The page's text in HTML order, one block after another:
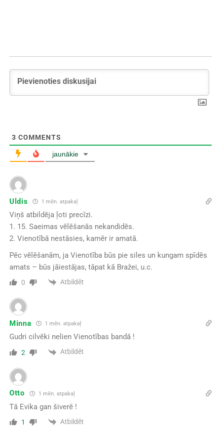
3 COMMENTS
jaunākie
Uldis 1 mēn. atpakaļ
Viņš atbildēja ļoti precīzi.
1. 15. Saeimas vēlēšanās nekandidēs.
2. Vienotībā nestāsies, kamēr ir amatā.
Pēc vēlēšanām, ja Vienotība būs pie siles un kungam spīdēs
amats – būs jāiestājas, tāpat kā Bražei, u.c.
0 Atbildēt
Minna 1 mēn. atpakaļ
Gudri cilvēki nelien Vienotības bandā !
2 Atbildēt
Otto 1 mēn. atpakaļ
Tā Evika gan šiverē !
1 Atbildēt